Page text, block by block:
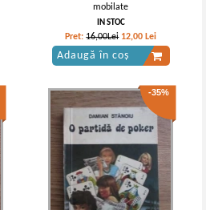
mobilate
IN STOC
Pret:16,00Lei 12,00 Lei
Adaugă în coș
-35%